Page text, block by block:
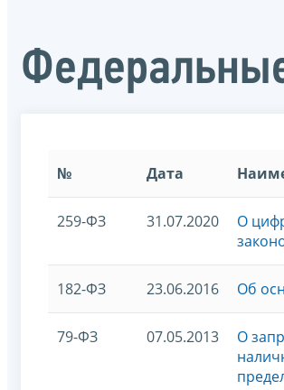
№ Дата
259-ФЗ 31.07.2020
О
182-ФЗ 23.06.2016 Об
79-ФЗ 07.05.2013
О